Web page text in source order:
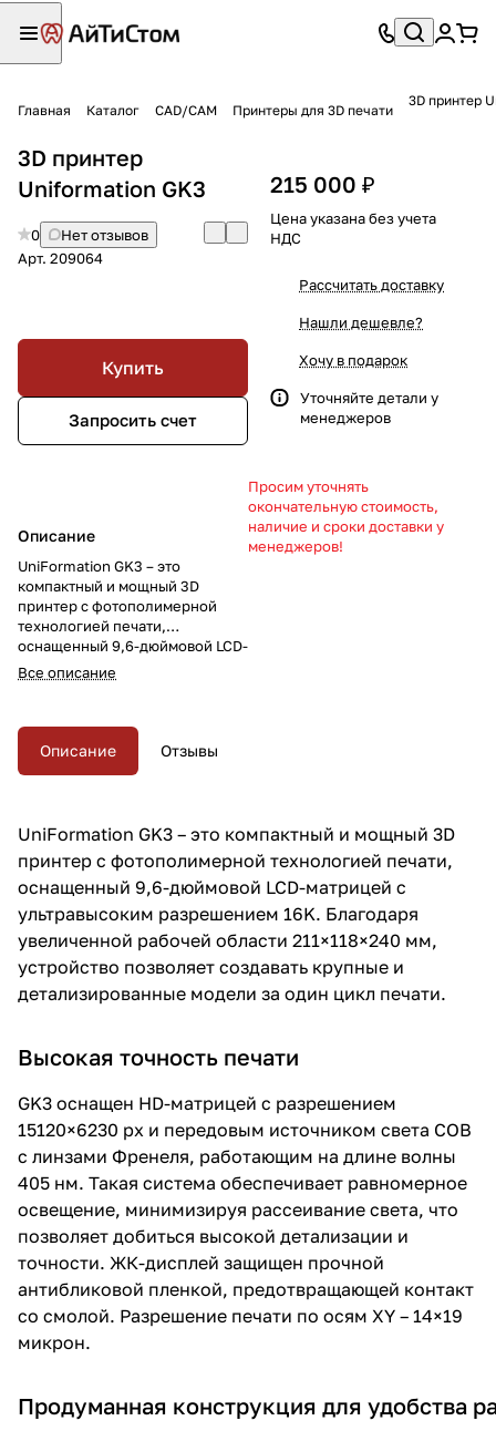
Главная Каталог CAD/CAM Принтеры для 3D печати
3D принтер
3D принтер
Uniformation GK3
0
Нет отзывов
Арт. 209064
Купить
Запросить счет
Описание
UniFormation GK3 – это
компактный и мощный 3D
принтер с фотополимерной
технологией печати,
оснащенный 9,6-дюймовой LCD-
матрицей с ультравысоким
разрешением 16K. Благодаря
211×118×240 мм, устройство
позволяет создавать крупные и
Все описание
215 000 ₽
Цена указана без учета
НДС
Рассчитать доставку
Нашли дешевле?
Хочу в подарок
Уточняйте детали у
менеджеров
Просим уточнять
окончательную стоимость,
наличие и сроки доставки у
менеджеров!
Описание Отзывы
UniFormation GK3 – это компактный и мощный 3D
принтер с фотополимерной технологией печати,
оснащенный 9,6-дюймовой LCD-матрицей с
ультравысоким разрешением 16K. Благодаря
увеличенной рабочей области 211×118×240 мм,
устройство позволяет создавать крупные и
детализированные модели за один цикл печати.
Высокая точность печати
GK3 оснащен HD-матрицей с разрешением
15120×6230 px и передовым источником света COB
с линзами Френеля, работающим на длине волны
405 нм. Такая система обеспечивает равномерное
освещение, минимизируя рассеивание света, что
позволяет добиться высокой детализации и
точности. ЖК-дисплей защищен прочной
антибликовой пленкой, предотвращающей контакт
со смолой. Разрешение печати по осям XY – 14×19
микрон.
Продуманная конструкция для удобства